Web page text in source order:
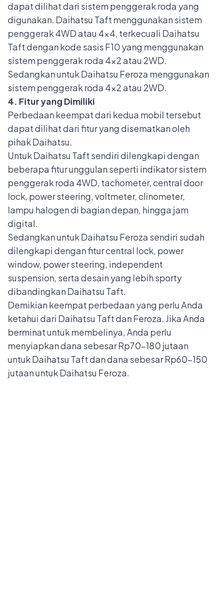
dapat dilihat dari sistem penggerak roda yang
digunakan. Daihatsu Taft menggunakan sistem
penggerak 4WD atau 4x4, terkecuali Daihatsu
Taft dengan kode sasis F10 yang menggunakan
sistem penggerak roda 4x2 atau 2WD.
Sedangkan untuk Daihatsu Feroza menggunakan
sistem penggerak roda 4x2 atau 2WD.
4. Fitur yang Dimiliki
Perbedaan keempat dari kedua mobil tersebut
dapat dilihat dari fitur yang disematkan oleh
pihak Daihatsu.
Untuk Daihatsu Taft sendiri dilengkapi dengan
beberapa fitur unggulan seperti indikator sistem
penggerak roda 4WD, tachometer, central door
lock, power steering, voltmeter, clinometer,
lampu halogen di bagian depan, hingga jam
digital.
Sedangkan untuk Daihatsu Feroza sendiri sudah
dilengkapi dengan fitur central lock, power
window, power steering, independent
suspension, serta desain yang lebih sporty
dibandingkan Daihatsu Taft.
Demikian keempat perbedaan yang perlu Anda
ketahui dari Daihatsu Taft dan Feroza. Jika Anda
berminat untuk membelinya, Anda perlu
menyiapkan dana sebesar Rp70-180 jutaan
untuk Daihatsu Taft dan dana sebesar Rp60-150
jutaan untuk Daihatsu Feroza.